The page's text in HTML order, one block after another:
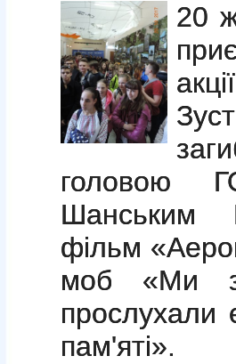
20
головою
Шанським
фільм
моб «Ми
прослухали
пам'яті».